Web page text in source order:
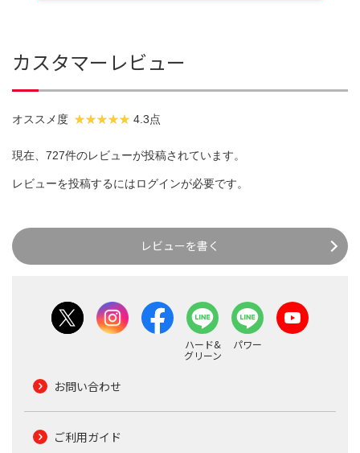
カスタマーレビュー
オススメ度 4.3点
現在、727件のレビューが投稿されています。
レビューを投稿するにはログインが必要です。
レビューを書く
ハード&
グリーン
パワー
お問い合わせ
ご利用ガイド